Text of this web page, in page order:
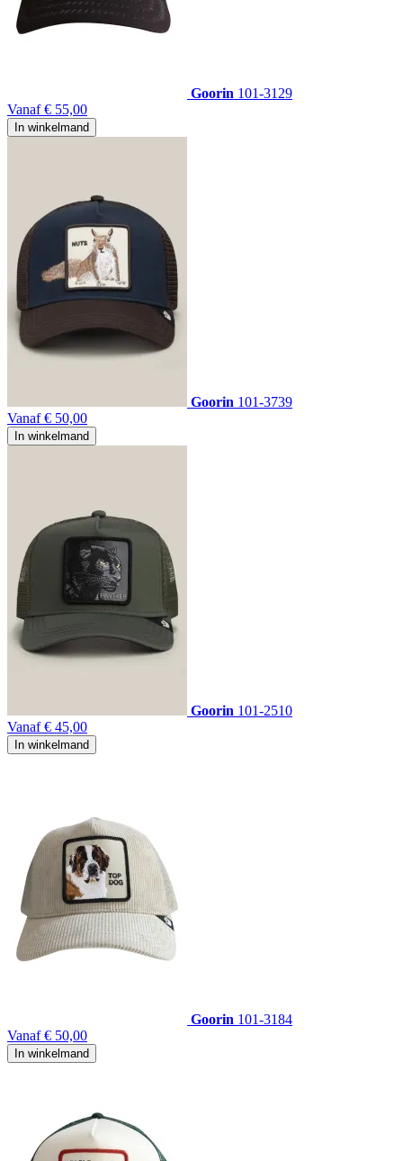
Goorin 101-3129
Vanaf € 55,00
In winkelmand
Goorin 101-3739
Vanaf € 50,00
In winkelmand
Goorin 101-2510
Vanaf € 45,00
In winkelmand
Goorin 101-3184
Vanaf € 50,00
In winkelmand